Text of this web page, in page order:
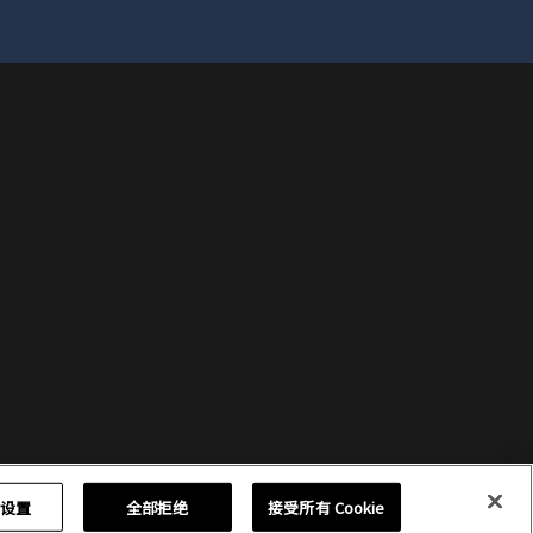
置 全部拒绝 接受所有 Cookie